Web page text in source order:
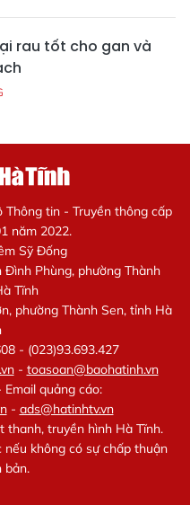
rau tốt cho gan và
Thông tin - Truyền thông cấp
năm 2022.
Sỹ Đống
Đình Phùng, phường Thành
Tĩnh
phường Thành Sen, tỉnh Hà
- (023)93.693.427
- toasoan@baohatinh.vn
Email quảng cáo:
- ads@hatinhtv.vn
thanh, truyền hình Hà Tĩnh.
không có sự chấp thuận
bản.